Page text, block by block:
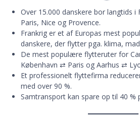
Over 15.000 danskere bor langtids i
Paris, Nice og Provence.
Frankrig er et af Europas mest
danskere, der flytter pga. klima,
De mest populære flytteruter for
København ⇄ Paris og Aarhus ⇄
Et professionelt flyttefirma
med over 90 %.
Samtransport kan spare op til 40 %